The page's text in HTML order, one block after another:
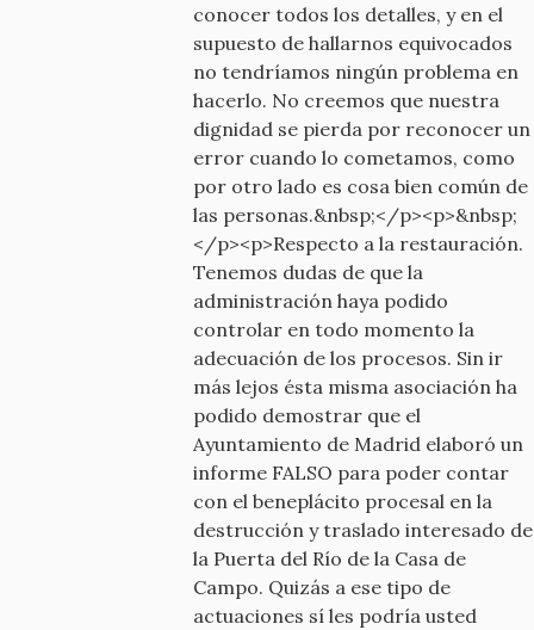
conocer todos los detalles, y en el
supuesto de hallarnos equivocados
no tendríamos ningún problema en
hacerlo. No creemos que nuestra
dignidad se pierda por reconocer un
error cuando lo cometamos, como
por otro lado es cosa bien común de
las personas.&nbsp;</p><p>&nbsp;
</p><p>Respecto a la restauración.
Tenemos dudas de que la
administración haya podido
controlar en todo momento la
adecuación de los procesos. Sin ir
más lejos ésta misma asociación ha
podido demostrar que el
Ayuntamiento de Madrid elaboró un
informe FALSO para poder contar
con el beneplácito procesal en la
destrucción y traslado interesado de
la Puerta del Río de la Casa de
Campo. Quizás a ese tipo de
actuaciones sí les podría usted